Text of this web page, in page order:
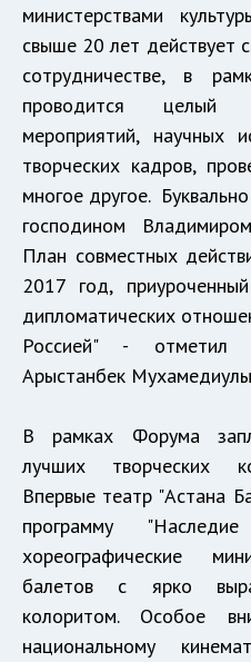
министерствами
свыше 20 лет действует
сотрудничестве, в
проводится целый
мероприятий, научных
творческих кадров,
многое другое.
господином
План совместных
2017 год,
дипломатических
Россией" - отметил
Арыстанбек
В рамках Форума
лучших творческих
Впервые театр "Астана
программу
хореографические
балетов с ярко
колоритом. Особое
национальному